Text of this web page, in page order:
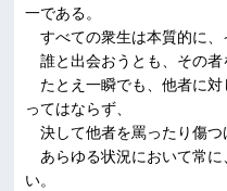
一である。
すべての衆生は本質的に、
誰と出会おうとも、その者
たとえ一瞬でも、他者に対
ってはならず、
決して他者を罵ったり傷つ
あらゆる状況において常に
い。